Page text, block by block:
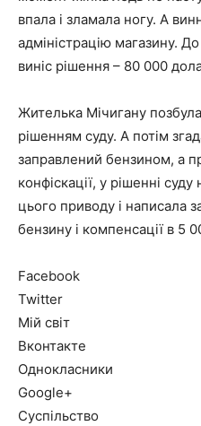
впала і зламала ногу. А
адміністрацію магазину.
виніс рішення – 80 000
Жителька Мічигану
рішенням суду. А потім
заправлений бензином, а
конфіскації, у рішенні
цього приводу і написала
бензину і компенсації в 5
Facebook
Twitter
Мій світ
Вконтакте
Однокласники
Google+
Суспільство